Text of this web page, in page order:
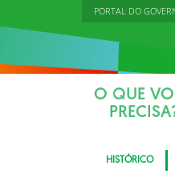
PORTAL DO
O QUE
HISTÓRICO